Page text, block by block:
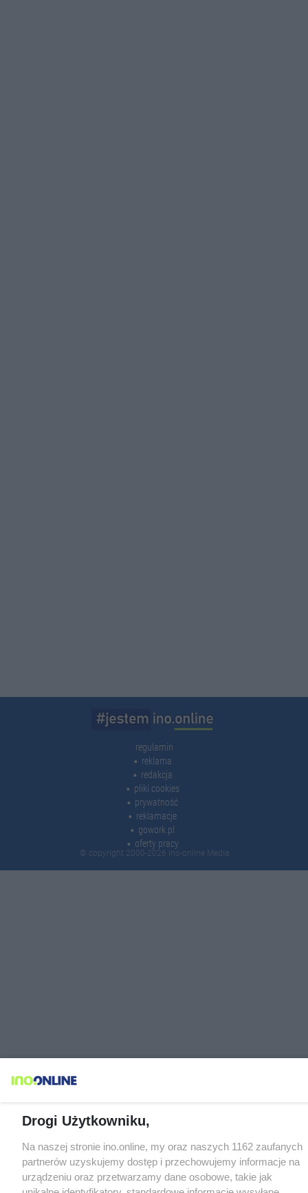
regulamin
reklama
redakcja
pliki cookies
prywatność
reklamacje
gowork.pl
oferty pracy
© copyright 2000-2026 Ino-online Media
Drogi Użytkowniku,
Na naszej stronie ino.online, my oraz naszych 1162 zaufanych
partnerów uzyskujemy dostęp i przechowujemy informacje na
urządzeniu oraz przetwarzamy dane osobowe, takie jak